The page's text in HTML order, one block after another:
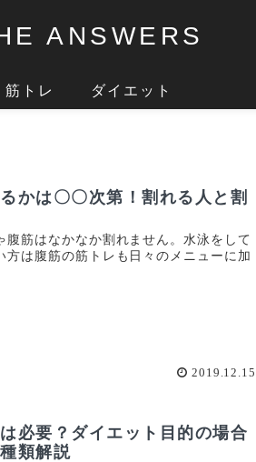
ANSWERS
筋トレ ダイエット
かは〇〇次第！割れる人と割
腹筋はなかなか割れません。水泳をして
方は腹筋の筋トレも日々のメニューに加
2019.12.15
必要？ダイエット目的の場合
類解説